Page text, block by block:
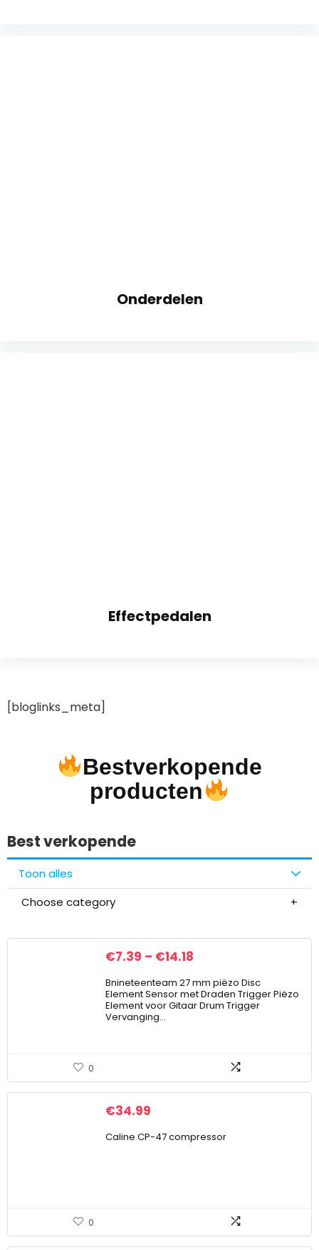
Onderdelen
Effectpedalen
[bloglinks_meta]
Bestverkopende
producten
Best verkopende
Toon alles
Choose category
€7.39 – €14.18
Bnineteenteam 27 mm piëzo Disc
Element Sensor met Draden Trigger Piëzo
Element voor Gitaar Drum Trigger
Vervanging…
0
€34.99
Caline CP-47 compressor
0